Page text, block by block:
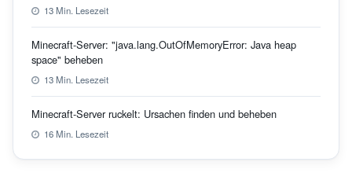
13 Min. Lesezeit
Minecraft-Server: "java.lang.OutOfMemoryError: Java heap
space" beheben
13 Min. Lesezeit
Minecraft-Server ruckelt: Ursachen finden und beheben
16 Min. Lesezeit